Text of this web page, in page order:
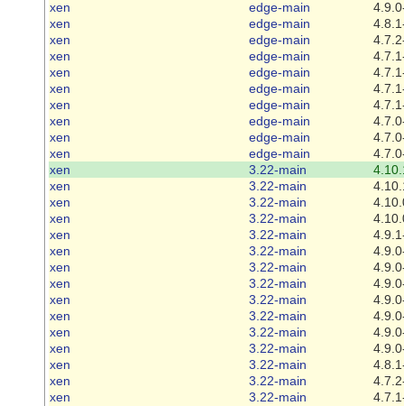
xen
edge-main
xen
edge-main
xen
edge-main
xen
edge-main
xen
edge-main
xen
edge-main
xen
edge-main
xen
edge-main
xen
edge-main
xen
edge-main
xen
3.22-main
xen
3.22-main
xen
3.22-main
xen
3.22-main
xen
3.22-main
xen
3.22-main
xen
3.22-main
xen
3.22-main
xen
3.22-main
xen
3.22-main
xen
3.22-main
xen
3.22-main
xen
3.22-main
xen
3.22-main
xen
3.22-main